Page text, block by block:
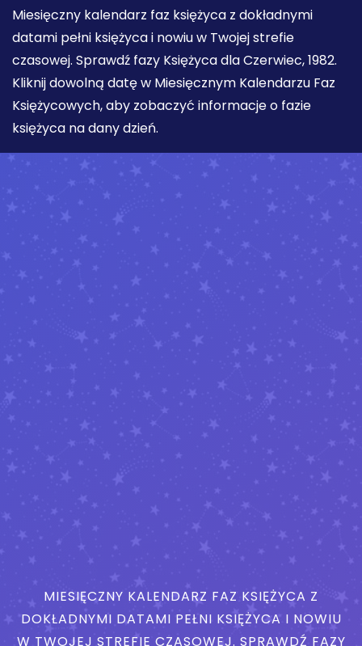
Miesięczny kalendarz faz księżyca z dokładnymi
datami pełni księżyca i nowiu w Twojej strefie
czasowej. Sprawdź fazy Księżyca dla Czerwiec, 1982.
Kliknij dowolną datę w Miesięcznym Kalendarzu Faz
Księżycowych, aby zobaczyć informacje o fazie
księżyca na dany dzień.
MIESIĘCZNY KALENDARZ FAZ KSIĘŻYCA Z
DOKŁADNYMI DATAMI PEŁNI KSIĘŻYCA I NOWIU
W TWOJEJ STREFIE CZASOWEJ. SPRAWDŹ FAZY